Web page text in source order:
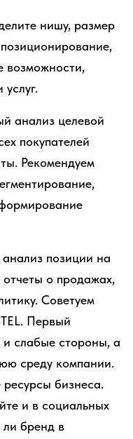
нишу, размер
возможности,
анализ целевой
покупателей
Рекомендуем
позиции на
отчеты о продажах,
Советуем
Первый
и слабые стороны, а
среду компании.
бизнеса.
и в социальных
ли бренд в